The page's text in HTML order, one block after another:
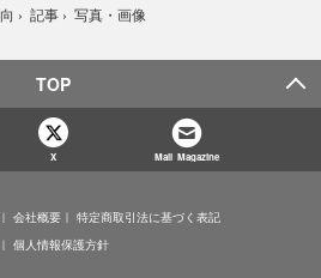
› 記事 › 写真・画像
TOP
X Mail Magazine
会社概要
特定商取引法に基づく表記
個人情報保護方針